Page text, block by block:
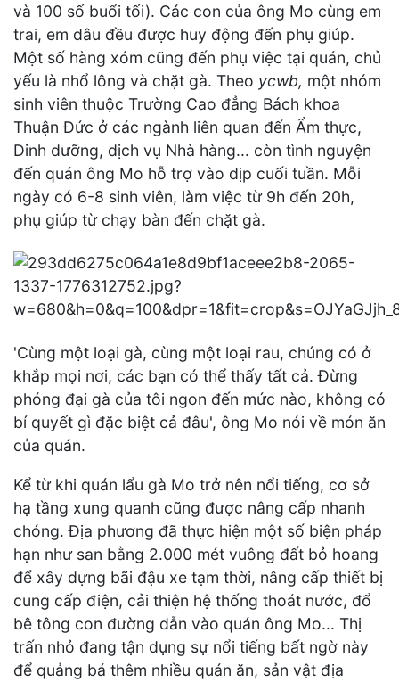
và 100 số buổi tối). Các con của ông Mo cùng em
trai, em dâu đều được huy động đến phụ giúp.
Một số hàng xóm cũng đến phụ việc tại quán, chủ
yếu là nhổ lông và chặt gà. Theo ycwb, một nhóm
sinh viên thuộc Trường Cao đẳng Bách khoa
Thuận Đức ở các ngành liên quan đến Ẩm thực,
Dinh dưỡng, dịch vụ Nhà hàng... còn tình nguyện
đến quán ông Mo hỗ trợ vào dịp cuối tuần. Mỗi
ngày có 6-8 sinh viên, làm việc từ 9h đến 20h,
phụ giúp từ chạy bàn đến chặt gà.
'Cùng một loại gà, cùng một loại rau, chúng có ở
khắp mọi nơi, các bạn có thể thấy tất cả. Đừng
phóng đại gà của tôi ngon đến mức nào, không có
bí quyết gì đặc biệt cả đâu', ông Mo nói về món ăn
của quán.
Kể từ khi quán lẩu gà Mo trở nên nổi tiếng, cơ sở
hạ tầng xung quanh cũng được nâng cấp nhanh
chóng. Địa phương đã thực hiện một số biện pháp
hạn như san bằng 2.000 mét vuông đất bỏ hoang
để xây dựng bãi đậu xe tạm thời, nâng cấp thiết bị
cung cấp điện, cải thiện hệ thống thoát nước, đổ
bê tông con đường dẫn vào quán ông Mo... Thị
trấn nhỏ đang tận dụng sự nổi tiếng bất ngờ này
để quảng bá thêm nhiều quán ăn, sản vật địa